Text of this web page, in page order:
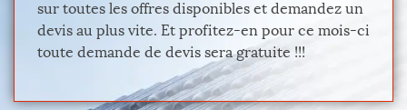
sur toutes les offres disponibles et demandez un
devis au plus vite. Et profitez-en pour ce mois-ci
toute demande de devis sera gratuite !!!